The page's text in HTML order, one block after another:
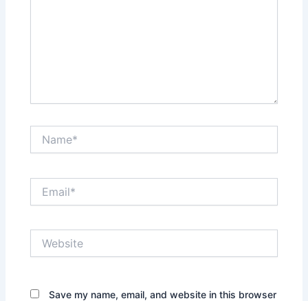
Save my name, email, and website in this browser